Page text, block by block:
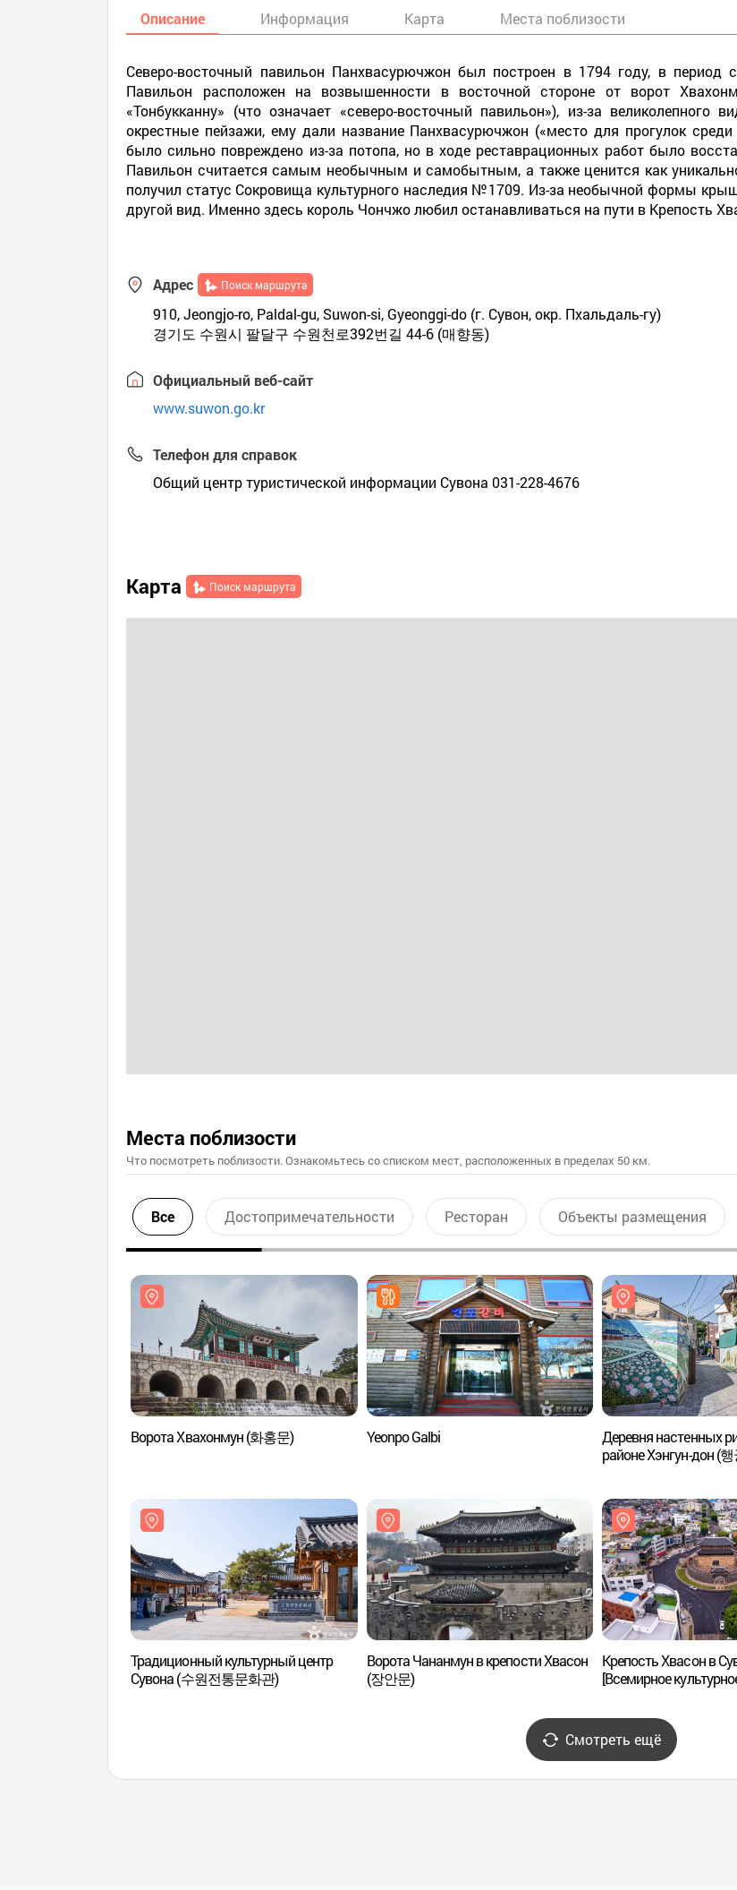
Описание Информация Карта Места поблизости
Северо-восточный павильон Панхвасурючжон был построен в 1794 году, в период
Павильон расположен на возвышенности в восточной стороне от ворот
«Тонбукканну» (что означает «северо-восточный павильон»), из-за
окрестные пейзажи, ему дали название Панхвасурючжон («место для прогулок
было сильно повреждено из-за потопа, но в ходе реставрационных работ было
Павильон считается самым необычным и самобытным, а также ценится как
получил статус Сокровища культурного наследия №1709. Из-за необычной формы
другой вид. Именно здесь король Чончжо любил останавливаться на пути в Крепость
Адрес Поиск маршрута
910, Jeongjo-ro, Paldal-gu, Suwon-si, Gyeonggi-do (г. Сувон, окр. Пхальдаль-гу)
경기도 수원시 팔달구 수원천로392번길 44-6 (매향동)
Официальный веб-сайт
www.suwon.go.kr
Телефон для справок
Общий центр туристической информации Сувона 031-228-4676
Карта Поиск маршрута
Места поблизости
Что посмотреть поблизости. Ознакомьтесь со списком мест, расположенных в пределах 50 км.
Все Достопримечательности Ресторан Объекты размещения
Ворота Хвахонмун (화홍문) Yeonpo Galbi
Деревня настенных
районе Хэнгун-дон (
Традиционный культурный центр
Сувона (수원전통문화관)
Ворота Чананмун в крепости Хвасон
(장안문)
Крепость Хвасон в
[Всемирное
세계문화유산])
Смотреть ещё